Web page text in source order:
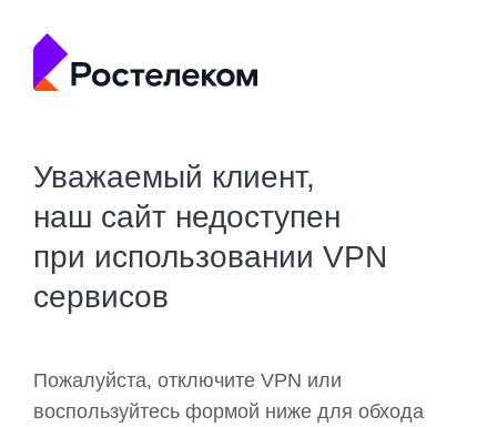
Уважаемый клиент,
наш сайт недоступен
при использовании VPN
сервисов
Пожалуйста, отключите VPN или
воспользуйтесь формой ниже для обхода